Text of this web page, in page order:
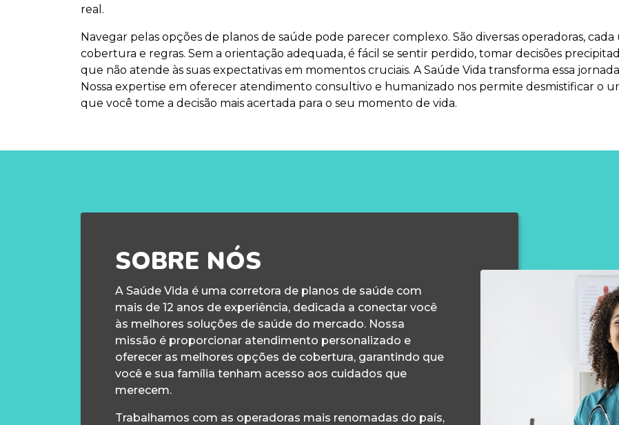
real.
Navegar pelas opções de planos de saúde pode parecer complexo. São diversas operadoras,
cobertura e regras. Sem a orientação adequada, é fácil se sentir perdido, tomar decisões
que não atende às suas expectativas em momentos cruciais. A Saúde Vida transforma essa
Nossa expertise em oferecer atendimento consultivo e humanizado nos permite desmistificar o
que você tome a decisão mais acertada para o seu momento de vida.
SOBRE NÓS
A Saúde Vida é uma corretora de planos de saúde com
mais de 12 anos de experiência, dedicada a conectar você
às melhores soluções de saúde do mercado. Nossa
missão é proporcionar atendimento personalizado e
oferecer as melhores opções de cobertura, garantindo que
você e sua família tenham acesso aos cuidados que
merecem.
Trabalhamos com as operadoras mais renomadas do país,